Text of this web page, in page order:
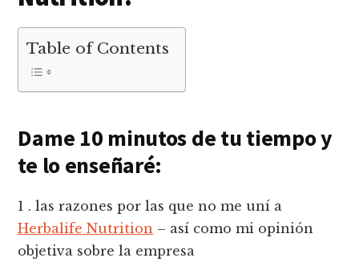
Table of Contents
Dame 10 minutos de tu tiempo y
te lo enseñaré:
1 . las razones por las que no me uní a
Herbalife Nutrition – así como mi opinión
objetiva sobre la empresa